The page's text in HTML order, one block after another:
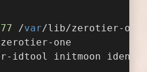
/var/lib/zerotier-one
one
idtool initmoon